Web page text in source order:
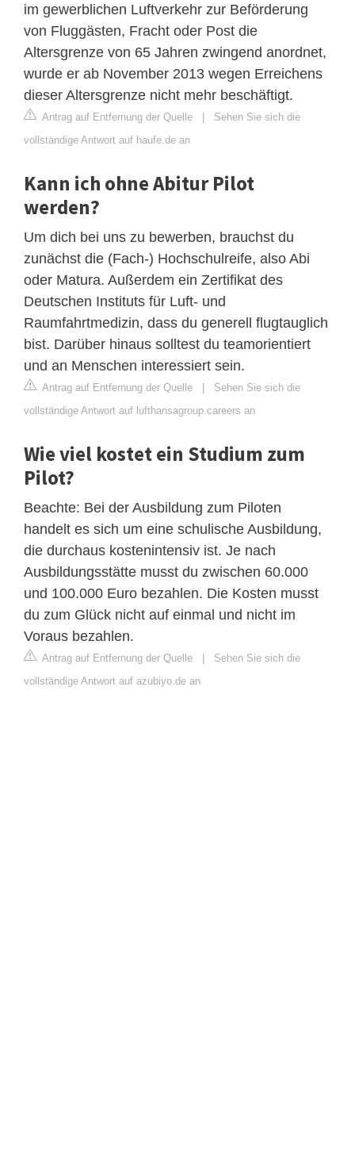
im gewerblichen Luftverkehr zur Beförderung
von Fluggästen, Fracht oder Post die
Altersgrenze von 65 Jahren zwingend anordnet,
wurde er ab November 2013 wegen Erreichens
dieser Altersgrenze nicht mehr beschäftigt.
Antrag auf Entfernung der Quelle | Sehen Sie sich die
vollständige Antwort auf haufe.de an
Kann ich ohne Abitur Pilot
werden?
Um dich bei uns zu bewerben, brauchst du
zunächst die (Fach-) Hochschulreife, also Abi
oder Matura. Außerdem ein Zertifikat des
Deutschen Instituts für Luft- und
Raumfahrtmedizin, dass du generell flugtauglich
bist. Darüber hinaus solltest du teamorientiert
und an Menschen interessiert sein.
Antrag auf Entfernung der Quelle | Sehen Sie sich die
vollständige Antwort auf lufthansagroup.careers an
Wie viel kostet ein Studium zum
Pilot?
Beachte: Bei der Ausbildung zum Piloten
handelt es sich um eine schulische Ausbildung,
die durchaus kostenintensiv ist. Je nach
Ausbildungsstätte musst du zwischen 60.000
und 100.000 Euro bezahlen. Die Kosten musst
du zum Glück nicht auf einmal und nicht im
Voraus bezahlen.
Antrag auf Entfernung der Quelle | Sehen Sie sich die
vollständige Antwort auf azubiyo.de an